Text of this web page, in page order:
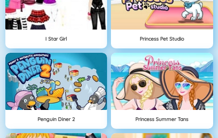
I Star Girl Princess Pet Studio
Penguin Diner 2 Princess Summer Tans